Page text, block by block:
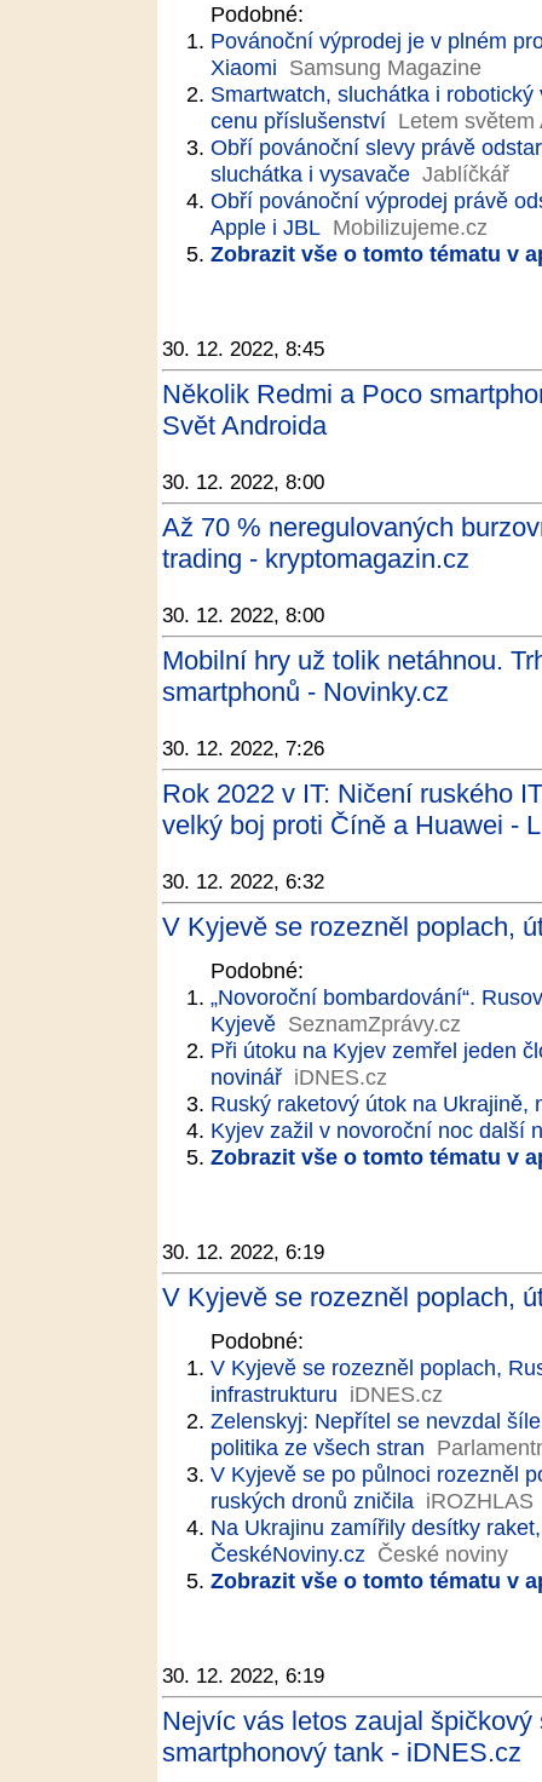
Podobné:
Povánoční výprodej je v plném
Xiaomi Samsung Magazine
Smartwatch, sluchátka i
cenu příslušenství Letem světem
Obří povánoční slevy právě
sluchátka i vysavače Jablíčkář
Obří povánoční výprodej právě
Apple i JBL Mobilizujeme.cz
Zobrazit vše o tomto tématu v
30. 12. 2022, 8:45
Několik Redmi a Poco
Svět Androida
30. 12. 2022, 8:00
Až 70 % neregulovaných
trading - kryptomagazin.cz
30. 12. 2022, 8:00
Mobilní hry už tolik netáhnou.
smartphonů - Novinky.cz
30. 12. 2022, 7:26
Rok 2022 v IT: Ničení ruského
velký boj proti Číně a Huawei -
30. 12. 2022, 6:32
V Kyjevě se rozezněl poplach,
Podobné:
„Novoroční bombardování“.
Kyjevě SeznamZprávy.cz
Při útoku na Kyjev zemřel jeden
novinář iDNES.cz
Ruský raketový útok na Ukrajině,
Kyjev zažil v novoroční noc další
Zobrazit vše o tomto tématu v
30. 12. 2022, 6:19
V Kyjevě se rozezněl poplach,
Podobné:
V Kyjevě se rozezněl poplach,
infrastrukturu iDNES.cz
Zelenskyj: Nepřítel se nevzdal
politika ze všech stran
V Kyjevě se po půlnoci rozezněl
ruských dronů zničila iROZHLAS
Na Ukrajinu zamířily desítky
ČeskéNoviny.cz České noviny
Zobrazit vše o tomto tématu v
30. 12. 2022, 6:19
Nejvíc vás letos zaujal
smartphonový tank - iDNES.cz